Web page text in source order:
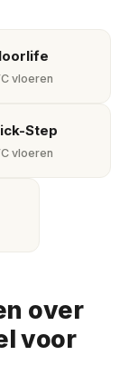
vloeren
Step
vloeren
over
voor